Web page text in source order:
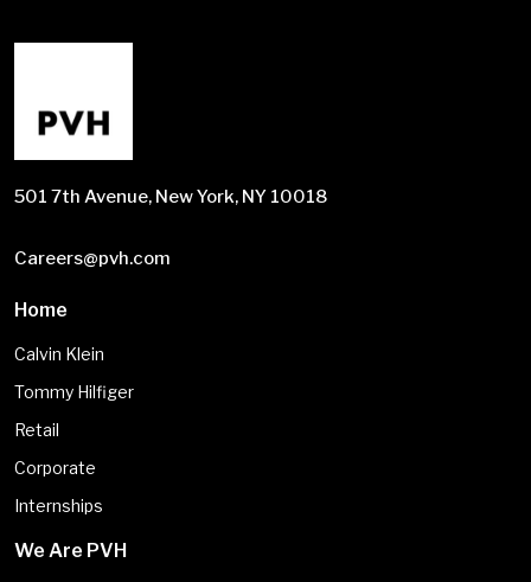
501 7th Avenue, New York, NY 10018
Careers@pvh.com
Home
Calvin Klein
Tommy Hilfiger
Retail
Corporate
Internships
We Are PVH